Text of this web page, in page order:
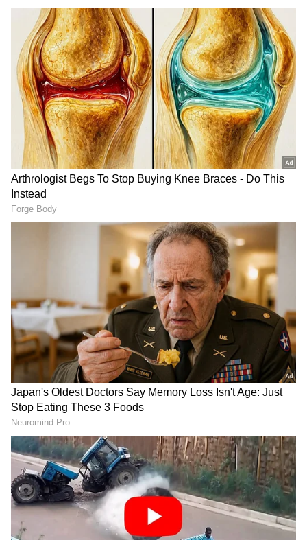
ನಿರ್ದಿಷ್ಟ ಸಮಯದಲ್ಲಿ 49ರ ಸಾಲಿನಲ್ಲಿರುವ 94
ಸಂಖ್ಯೆಯನ್ನು ಕಂಡುಹಿಡಿಯುವ ಜನರು ದೃಷ್ಟಿ ಸಾಮರ್ಥ್ಯ
20/20 ಆಗಿರುತ್ತದೆ ಹಾಗೂ ಹೆಚ್ಚಿನ ಐಕ್ಯೂ ಹೊಂದಿರುತ್ತಾರೆ
ಎಂದು ತಜ್ಞರು ಹೇಳುತ್ತಾರೆ. ಇಂತಹ ಜನರು ತಮ್ಮ ಅತ್ಯುತ್ತಮ
ವೀಕ್ಷಣಾ ಕೌಶಲ್ಯದ ಮೂಲಕ ಅಂತಹ ಒಗಟುಗಳನ್ನು
ತ್ವರಿತವಾಗಿ ಪರಿಹರಿಸಬಹುದು. ಅಂದ್ರೆ ತಮ್ಮ ಸುತ್ತಲೂ
ನಡೆಯುವ ಪ್ರತಿಯೊಂದು ದೃಶ್ಯಗಳನ್ನು ಕಡಿಮೆ ಸಮಯದಲ್ಲಿ
ಸ್ಮೃತಿಪಟಲದಲ್ಲಿ ಸಂಗ್ರಹಿಸಿಕೊಳ್ಳುತ್ತಾರೆ. ಪ್ರತಿಕ್ಷಣವೂ ಇವರು
ಅಲರ್ಟ್ ಆಗಿರುತ್ತಾರೆ.
ಎಲ್ಲಿದೆ 94 ಅಂಕೆ?
ಕಡಿಮೆ ಸಮಯ ಅಥವಾ ಕೇವಲ ಸೆಕೆಂಡ್‌ಗಳಲ್ಲಿ 94
ಆರೋಗ್ಯ, ಸೌಂದರ್ಯ, ಫಿಟ್‌ನೆಸ್,ಕಿಚನ್ ಟಿಪ್ಸ್‌,
ಸಂಬಂಧ,ಫ್ಯಾಷನ್,ರೆಸಿಪಿಅಪ್ಡೇಟ್‌ಗಳಿಗಾಗಿ
ಏಷ್ಯಾನೆಟ್ ಸುವರ್ಣ ನ್ಯೂಸ್‌ ಫಾಲೋ ಮಾಡಿ.
ಸಂಪೂರ್ಣ ಮಾಹಿತಿ ಒಂದೇ ಕ್ಲಿಕ್‌ನಲ್ಲಿ ಲಭ್ಯ. ಏಷ್ಯಾನೆಟ್
ಸುವರ್ಣ ನ್ಯೂಸ್ ಅಧಿಕೃತ ಆ್ಯಪ್ ಡೌನ್‌ಲೋಡ್ ಮಾಡಿ
ಹಾಗು ಎಲ್ಲಾ ಅಪ್‌ಡೇಟ್ ಗಳನ್ನು ಪಡೆಯಿರಿ.
RECOMMENDED STORIES